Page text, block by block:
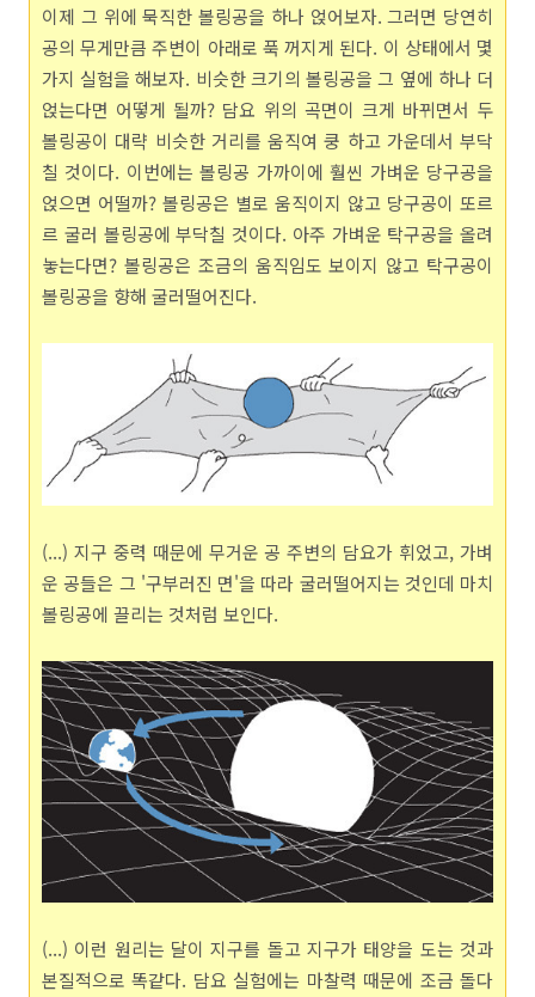
이제 그 위에 묵직한 볼링공을 하나 얹어보자. 그러면 당연히
공의 무게만큼 주변이 아래로 푹 꺼지게 된다. 이 상태에서 몇
가지 실험을 해보자. 비슷한 크기의 볼링공을 그 옆에 하나 더
얹는다면 어떻게 될까? 담요 위의 곡면이 크게 바뀌면서 두
볼링공이 대략 비슷한 거리를 움직여 쿵 하고 가운데서 부닥
칠 것이다. 이번에는 볼링공 가까이에 훨씬 가벼운 당구공을
얹으면 어떨까? 볼링공은 별로 움직이지 않고 당구공이 또르
르 굴러 볼링공에 부닥칠 것이다. 아주 가벼운 탁구공을 올려
놓는다면? 볼링공은 조금의 움직임도 보이지 않고 탁구공이
볼링공을 향해 굴러떨어진다.
(...) 지구 중력 때문에 무거운 공 주변의 담요가 휘었고, 가벼
운 공들은 그 '구부러진 면'을 따라 굴러떨어지는 것인데 마치
볼링공에 끌리는 것처럼 보인다.
(...) 이런 원리는 달이 지구를 돌고 지구가 태양을 도는 것과
본질적으로 똑같다. 담요 실험에는 마찰력 때문에 조금 돌다